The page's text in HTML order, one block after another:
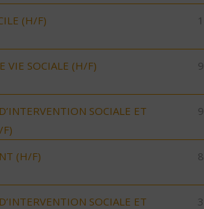
(H/F)
VIE SOCIALE (H/F)
SOCIALE ET
(H/F)
SOCIALE ET